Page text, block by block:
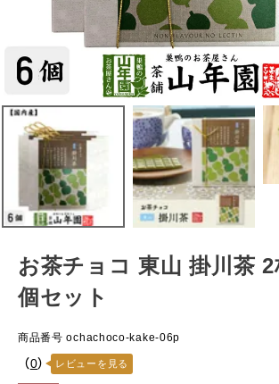
お茶チョコ 東山 掛川茶
個セット
商品番号 ochachoco-kake-06p
（0） レビューを見る